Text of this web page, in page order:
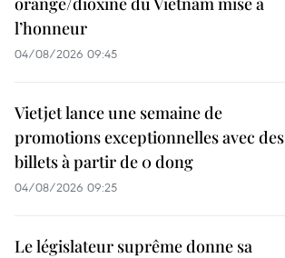
l’honneur
04/08/2026 09:45
Vietjet lance une semaine de
promotions exceptionnelles avec des
billets à partir de 0 dong
04/08/2026 09:25
Le législateur suprême donne sa